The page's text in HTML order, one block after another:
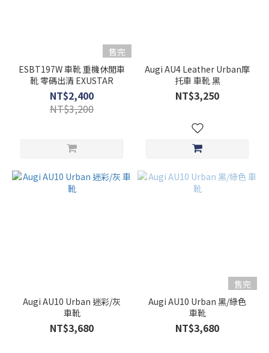
(5)
售完
ESBT197W 車靴 重機休閒車
靴 零碼出清 EXUSTAR
NT$2,400
NT$3,200
Augi AU4 Leather Urban摩
托車 車靴 黑
NT$3,250
Augi AU10 Urban 迷彩/灰
車靴
NT$3,680
售完
Augi AU10 Urban 黑/綠色
車靴
NT$3,680